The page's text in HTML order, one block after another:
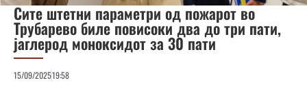
Сите штетни параметри од пожарот во
Трубарево биле повисоки два до три пати,
јаглерод моноксидот за 30 пати
15/09/202519:58